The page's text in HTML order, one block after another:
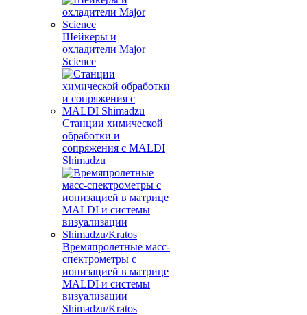
Шейкеры и
охладители Major
Science
Станции химической
обработки и
сопряжения с MALDI
Shimadzu
Времяпролетные масс-
спектрометры с
ионизацией в матрице
MALDI и системы
визуализации
Shimadzu/Kratos